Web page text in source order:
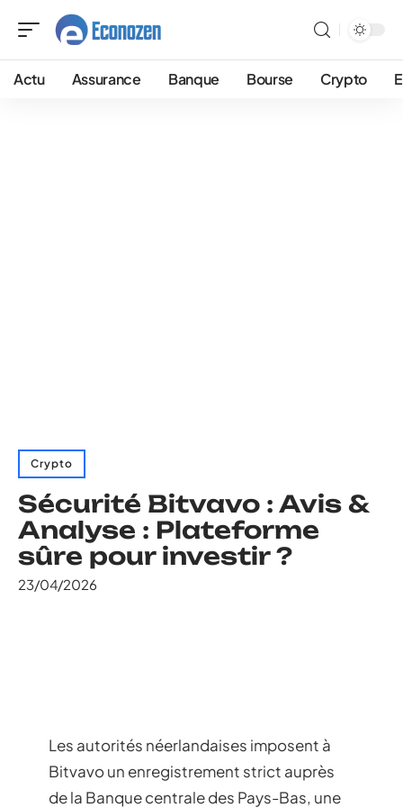
Actu Assurance Banque Bourse Crypto
Crypto
Sécurité Bitvavo : Avis &
Analyse : Plateforme
sûre pour investir ?
23/04/2026
Les autorités néerlandaises imposent à
Bitvavo un enregistrement strict auprès
de la Banque centrale des Pays-Bas, une